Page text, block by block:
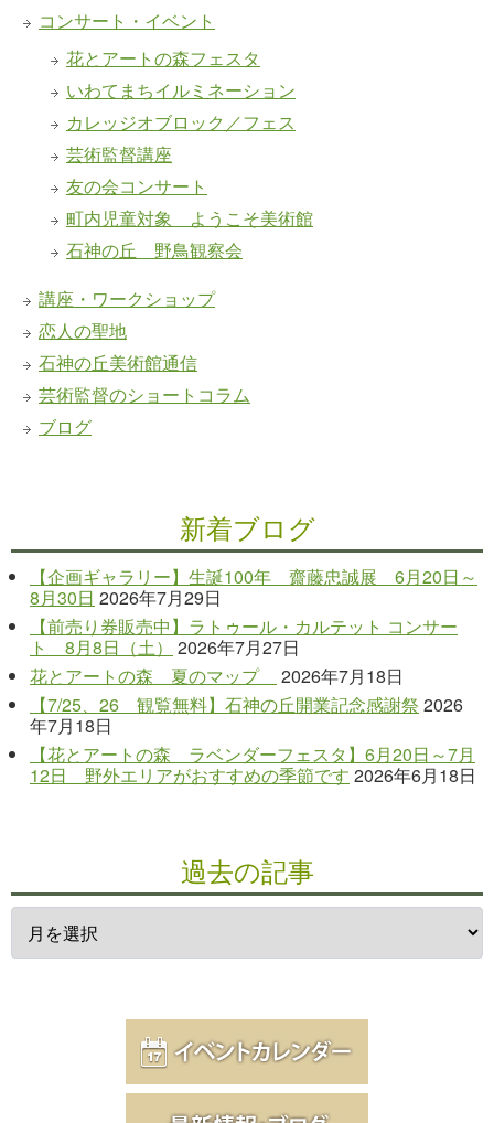
コンサート・イベント
花とアートの森フェスタ
いわてまちイルミネーション
カレッジオブロック／フェス
芸術監督講座
友の会コンサート
町内児童対象 ようこそ美術館
石神の丘 野鳥観察会
講座・ワークショップ
恋人の聖地
石神の丘美術館通信
芸術監督のショートコラム
ブログ
新着ブログ
【企画ギャラリー】生誕100年 齋藤忠誠展 6月20日～
8月30日 2026年7月29日
【前売り券販売中】ラトゥール・カルテット コンサー
ト 8月8日（土）
2026年7月27日
花とアートの森 夏のマップ
2026年7月18日
【7/25、26 観覧無料】石神の丘開業記念感謝祭 2026
年7月18日
【花とアートの森 ラベンダーフェスタ】6月20日～7月
12日 野外エリアがおすすめの季節です 2026年6月18日
過去の記事